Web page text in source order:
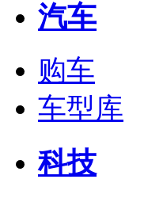
汽车
购车
车型库
科技